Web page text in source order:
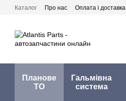
Перейти до основного контенту
Каталог Про нас Оплата і доставка
Планове
ТО
Гальмівна
система